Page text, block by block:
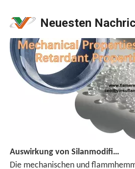
Neuesten
Die mechanischen und